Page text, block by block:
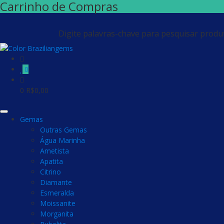
Carrinho de Compras
Digite palavras-chave para pesquisar
0
0 R$0,00
Gemas
Outras Gemas
Água Marinha
Ametista
Apatita
Citrino
Diamante
Esmeralda
Moissanite
Morganita